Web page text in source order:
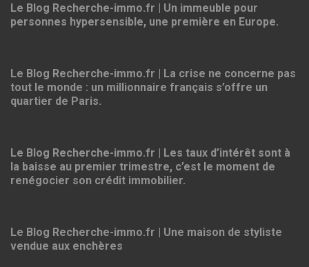
Le Blog Recherche-immo.fr | Un immeuble pour
personnes hypersensible, une première en Europe.
Le Blog Recherche-immo.fr | La crise ne concerne pas
tout le monde : un millionnaire français s’offre un
quartier de Paris.
Le Blog Recherche-immo.fr | Les taux d’intérêt sont à
la baisse au premier trimestre, c’est le moment de
renégocier son crédit immobilier.
Le Blog Recherche-immo.fr | Une maison de styliste
vendue aux enchères